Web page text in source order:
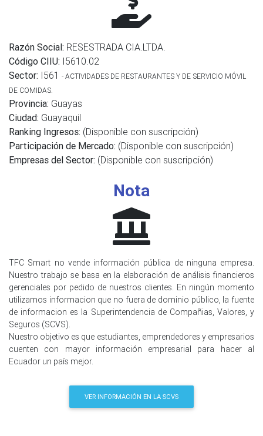
Razón Social: RESESTRADA CIA.LTDA.
Código CIIU: I5610.02
Sector: I561 - ACTIVIDADES DE RESTAURANTES Y DE SERVICIO MÓVIL
DE COMIDAS.
Provincia: Guayas
Ciudad: Guayaquil
Ranking Ingresos: (Disponible con suscripción)
Participación de Mercado: (Disponible con suscripción)
Empresas del Sector: (Disponible con suscripción)
Nota
TFC Smart no vende información pública de ninguna empresa.
Nuestro trabajo se basa en la elaboración de análisis financieros
gerenciales por pedido de nuestros clientes. En ningún momento
utilizamos informacion que no fuera de dominio público, la fuente
de informacion es la Superintendencia de Compañias, Valores, y
Seguros (SCVS).
Nuestro objetivo es que estudiantes, emprendedores y empresarios
cuenten con mayor información empresarial para hacer al
Ecuador un país mejor.
VER INFORMACIÓN EN LA SCVS